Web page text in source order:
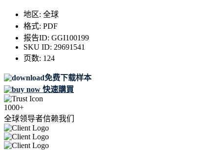
地区: 全球
格式: PDF
报告ID: GGI100199
SKU ID: 29691541
页数: 124
免费下载样本
快速購買
1000+
全球领导者信赖我们